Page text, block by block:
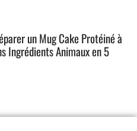
un Mug Cake Protéiné à
Ingrédients Animaux en 5